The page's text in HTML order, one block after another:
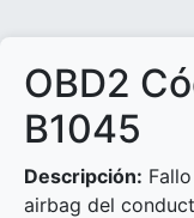
OBD2
B1045
Descripción:
airbag del